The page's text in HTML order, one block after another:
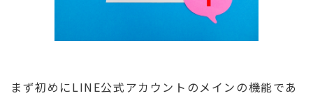
まず初めにLINE公式アカウントのメインの機能であ